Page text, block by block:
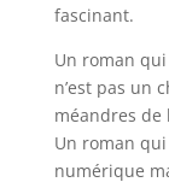
fascinant.
Un roman
n’est pas un
méandres de
Un roman
numérique